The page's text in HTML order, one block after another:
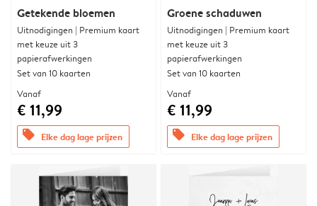
Getekende bloemen
Uitnodigingen | Premium kaart
met keuze uit 3
papierafwerkingen
Set van 10 kaarten
Vanaf
€ 11,99
offers Elke dag lage prijzen
Groene schaduwen
Uitnodigingen | Premium kaart
met keuze uit 3
papierafwerkingen
Set van 10 kaarten
Vanaf
€ 11,99
offers Elke dag lage prijzen